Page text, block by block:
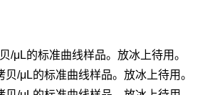
μL的标准曲线样品。放冰上待用。
/μL的标准曲线样品。放冰上待用。